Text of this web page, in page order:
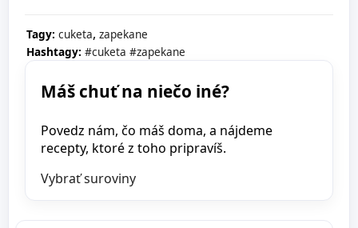
Tagy: cuketa, zapekane
Hashtagy: #cuketa #zapekane
Máš chuť na niečo iné?
Povedz nám, čo máš doma, a nájdeme
recepty, ktoré z toho pripravíš.
Vybrať suroviny